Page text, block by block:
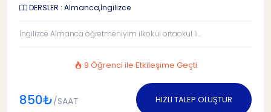
DERSLER : Almanca,İngilizce
İngilizce Almanca öğretmeniyim ilkokul ortaokul li...
9 Öğrenci ile Etkileşime Geçti
850₺/SAAT HIZLI TALEP OLUŞTUR